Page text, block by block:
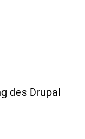
des Drupal